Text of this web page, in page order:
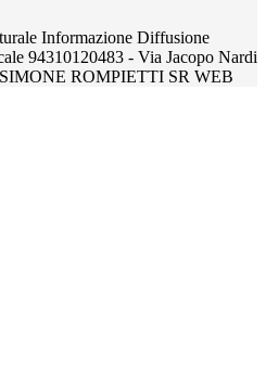
Informazione Diffusione
94310120483 - Via Jacopo Nardi
ROMPIETTI SR WEB